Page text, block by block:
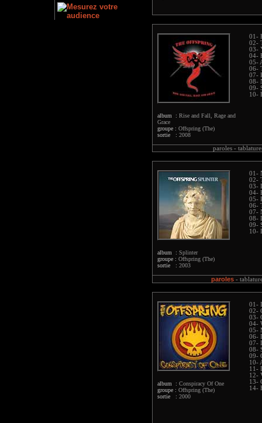
album : Rise and Fall, Rage and
Grace
groupe : Offspring (The)
sortie : 2008
01-
02-
03-
04-
05-
06-
07-
08-
09-
10-
paroles -
album : Splinter
groupe : Offspring (The)
sortie : 2003
01-
02-
03-
04-
05-
06-
07-
08-
09-
10-
paroles-
album : Conspiracy Of One
groupe : Offspring (The)
sortie : 2000
01-
02-
03-
04-
05-
06-
07-
08-
09-
10-
11-
12-
13-
14-